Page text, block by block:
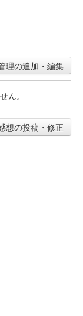
理の追加・編集
ん。
想の投稿・修正